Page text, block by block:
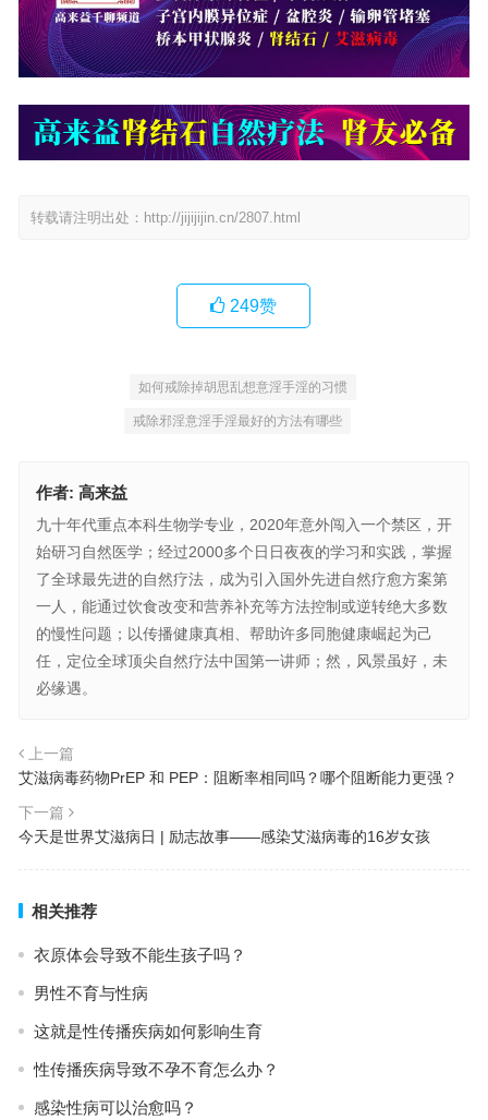
转载请注明出处： http://jijijijin.cn/2807.html
249赞
如何戒除掉胡思乱想意淫手淫的习惯
戒除邪淫意淫手淫最好的方法有哪些
作者: 高来益
九十年代重点本科生物学专业，2020年意外闯入一个禁区，开
始研习自然医学；经过2000多个日日夜夜的学习和实践，掌握
了全球最先进的自然疗法，成为引入国外先进自然疗愈方案第
一人，能通过饮食改变和营养补充等方法控制或逆转绝大多数
的慢性问题；以传播健康真相、帮助许多同胞健康崛起为己
任，定位全球顶尖自然疗法中国第一讲师；然，风景虽好，未
必缘遇。
上一篇
艾滋病毒药物PrEP 和 PEP：阻断率相同吗？哪个阻断能力更强？
下一篇
今天是世界艾滋病日 | 励志故事——感染艾滋病毒的16岁女孩
相关推荐
衣原体会导致不能生孩子吗？
男性不育与性病
这就是性传播疾病如何影响生育
性传播疾病导致不孕不育怎么办？
感染性病可以治愈吗？